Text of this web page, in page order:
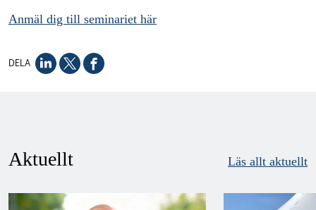
Anmäl dig till seminariet här
DELA
Aktuellt Läs allt aktuellt